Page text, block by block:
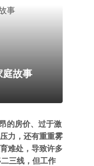
庭故事
的房价、过于激
力，还有重重雾
难处，导致许多
三线，但工作